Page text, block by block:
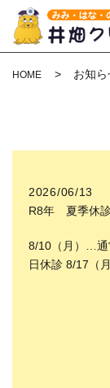
HOME お知ら
2026/06/13
R8年 夏季休
8/10（月）…通
日休診 8/17（